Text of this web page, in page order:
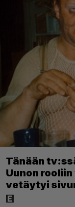
Tänään
Uunon rooliin
vetäytyi